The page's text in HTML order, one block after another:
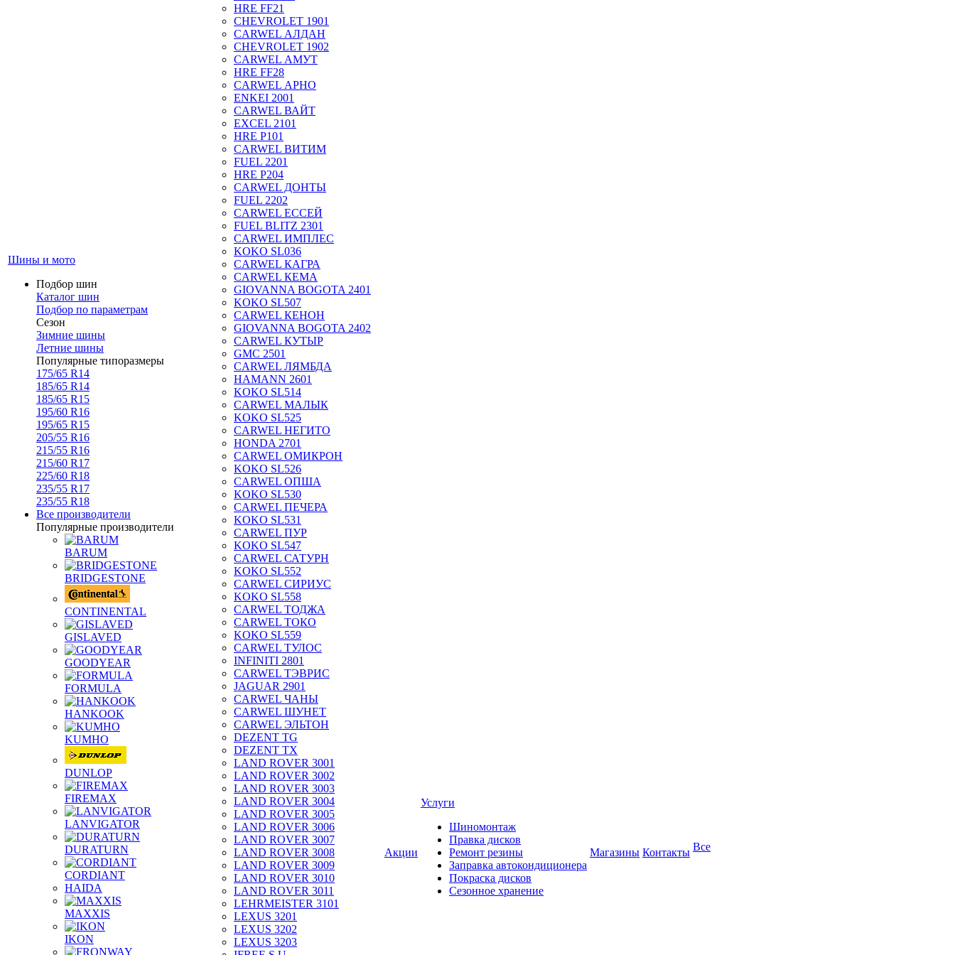
Шины и мото
Подбор шин
Каталог шин
Подбор по параметрам
Сезон
Зимние шины
Летние шины
Популярные типоразмеры
175/65 R14
185/65 R14
185/65 R15
195/60 R16
195/65 R15
205/55 R16
215/55 R16
215/60 R17
225/60 R18
235/55 R17
235/55 R18
Все производители
Популярные производители
BARUM
BRIDGESTONE
CONTINENTAL
GISLAVED
GOODYEAR
FORMULA
HANKOOK
KUMHO
DUNLOP
FIREMAX
LANVIGATOR
DURATURN
CORDIANT
HAIDA
MAXXIS
IKON
HRE FF21
CHEVROLET 1901
CARWEL АЛДАН
CHEVROLET 1902
CARWEL АМУТ
HRE FF28
CARWEL АРНО
ENKEI 2001
CARWEL ВАЙТ
EXCEL 2101
HRE P101
CARWEL ВИТИМ
FUEL 2201
HRE P204
CARWEL ДОНТЫ
FUEL 2202
CARWEL ЕССЕЙ
FUEL BLITZ 2301
CARWEL ИМПЛЕС
KOKO SL036
CARWEL КАГРА
CARWEL КЕМА
GIOVANNA BOGOTA 2401
KOKO SL507
CARWEL КЕНОН
GIOVANNA BOGOTA 2402
CARWEL КУТЫР
GMC 2501
CARWEL ЛЯМБДА
HAMANN 2601
KOKO SL514
CARWEL МАЛЫК
KOKO SL525
CARWEL НЕГИТО
HONDA 2701
CARWEL ОМИКРОН
KOKO SL526
CARWEL ОПША
KOKO SL530
CARWEL ПЕЧЕРА
KOKO SL531
CARWEL ПУР
KOKO SL547
CARWEL САТУРН
KOKO SL552
CARWEL СИРИУС
KOKO SL558
CARWEL ТОДЖА
CARWEL ТОКО
KOKO SL559
CARWEL ТУЛОС
INFINITI 2801
CARWEL ТЭВРИС
JAGUAR 2901
CARWEL ЧАНЫ
CARWEL ШУНЕТ
CARWEL ЭЛЬТОН
DEZENT TG
DEZENT TX
LAND ROVER 3001
LAND ROVER 3002
LAND ROVER 3003
LAND ROVER 3004
LAND ROVER 3005
LAND ROVER 3006
LAND ROVER 3007
LAND ROVER 3008
LAND ROVER 3009
LAND ROVER 3010
LAND ROVER 3011
LEHRMEISTER 3101
LEXUS 3201
LEXUS 3202
LEXUS 3203
Акции
Услуги
Шиномонтаж
Правка дисков
Ремонт резины
Заправка автокондиционера
Покраска дисков
Сезонное хранение
Магазины Контакты Все